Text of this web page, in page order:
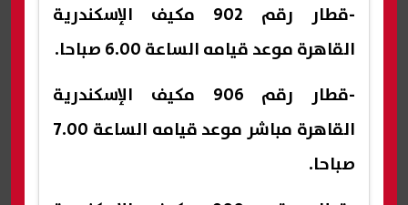
-قطار رقم 902 مكيف الإسكندرية
القاهرة موعد قيامه الساعة 6.00 صباحا.
-قطار رقم 906 مكيف الإسكندرية
القاهرة مباشر موعد قيامه الساعة 7.00
صباحا.